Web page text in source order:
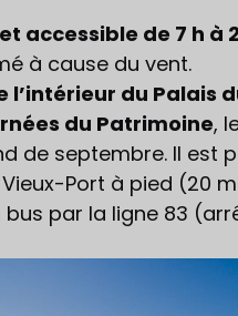
accessible de 7 h à
à cause du vent.
l’intérieur du Palais
du Patrimoine,
de septembre. Il est
Port à pied (20
bus par la ligne 83